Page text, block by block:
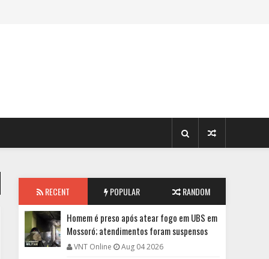
RECENT POPULAR RANDOM
Homem é preso após atear fogo em UBS em
Mossoró; atendimentos foram suspensos
VNT Online Aug 04 2026